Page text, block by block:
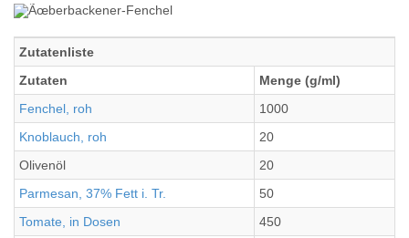
Zutatenliste
Zutaten
Menge (g/ml)
Fenchel, roh
1000
Knoblauch, roh
20
Olivenöl
20
Parmesan, 37% Fett i. Tr.
50
Tomate, in Dosen
450